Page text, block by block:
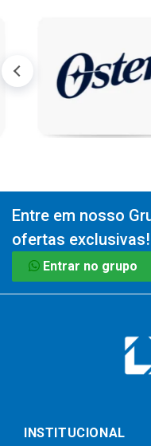
Entre em nosso
ofertas exclusivas!
Entrar no grupo
INSTITUCIONAL